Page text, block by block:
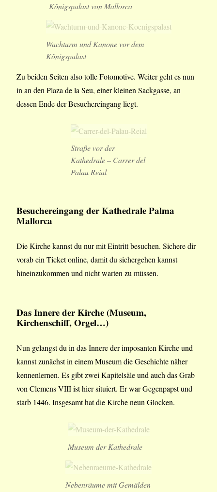
Königspalast von Mallorca
Wachturm und Kanone vor dem
Königspalast
Zu beiden Seiten also tolle Fotomotive. Weiter geht es nun
in an den Plaza de la Seu, einer kleinen Sackgasse, an
dessen Ende der Besuchereingang liegt.
Straße vor der
Kathedrale – Carrer del
Palau Reial
Besuchereingangder Kathedrale Palma
Mallorca
Die Kirche kannst du nur mit Eintritt besuchen. Sichere dir
vorab ein Ticket online, damit du sichergehen kannst
hineinzukommen und nicht warten zu müssen.
Das Innere der Kirche (Museum,
Kirchenschiff, Orgel…)
Nun gelangst du in das Innere der imposanten Kirche und
kannst zunächst in einem Museum die Geschichte näher
kennenlernen. Es gibt zwei Kapitelsäle und auch das Grab
von Clemens VIII ist hier situiert. Er war Gegenpapst und
starb 1446. Insgesamt hat die Kirche neun Glocken.
Museum der Kathedrale
Nebenräume mit Gemälden